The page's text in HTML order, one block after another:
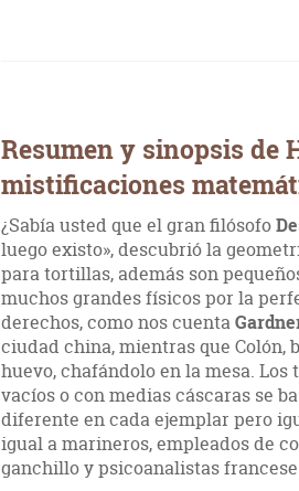
Resumen y sinopsis de
mistificaciones
¿Sabía usted que el gran filósofo
luego existo», descubrió la
para tortillas, además son
muchos grandes físicos por la
derechos, como nos cuenta
ciudad china, mientras que Colón,
huevo, chafándolo en la mesa.
vacíos o con medias cáscaras se
diferente en cada ejemplar pero
igual a marineros, empleados de
ganchillo y psicoanalistas